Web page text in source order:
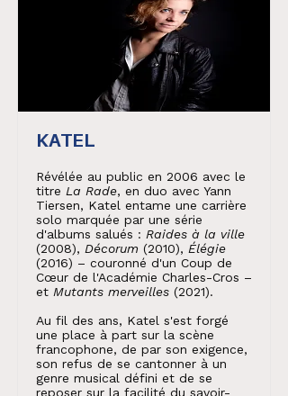
KATEL
Révélée au public en 2006 avec le
titre La Rade, en duo avec Yann
Tiersen, Katel entame une carrière
solo marquée par une série
d'albums salués : Raides à la ville
(2008), Décorum (2010), Élégie
(2016) – couronné d'un Coup de
Cœur de l'Académie Charles-Cros –
et Mutants merveilles (2021).
Au fil des ans, Katel s'est forgé
une place à part sur la scène
francophone, de par son exigence,
son refus de se cantonner à un
genre musical défini et de se
reposer sur la facilité du savoir-